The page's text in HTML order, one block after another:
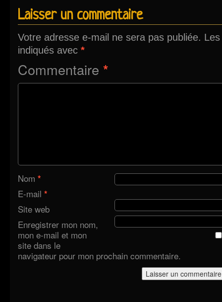
Laisser un commentaire
Votre adresse e-mail ne sera pas publiée.
indiqués avec *
Commentaire *
Nom *
E-mail *
Site web
Enregistrer mon nom,
mon e-mail et mon
site dans le
navigateur pour mon prochain commentaire.